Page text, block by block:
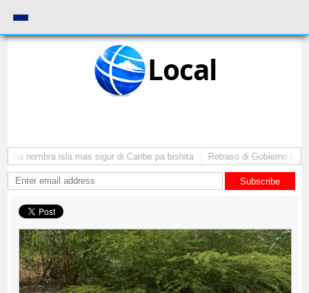
Local
nombra isla mas sigur di Caribe pa bishita Retraso di Gobierno ta
Subscribe